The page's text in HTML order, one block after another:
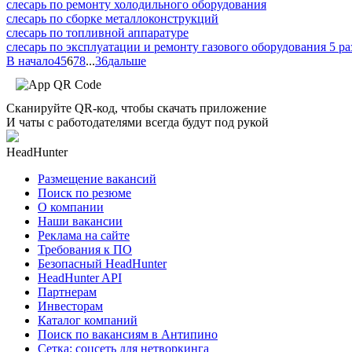
слесарь по ремонту холодильного оборудования
слесарь по сборке металлоконструкций
слесарь по топливной аппаратуре
слесарь по эксплуатации и ремонту газового оборудования 5
В начало45678...36дальше
Сканируйте QR-код, чтобы скачать приложение
И чаты с работодателями всегда будут под рукой
HeadHunter
Размещение вакансий
Поиск по резюме
О компании
Наши вакансии
Реклама на сайте
Требования к ПО
Безопасный HeadHunter
HeadHunter API
Партнерам
Инвесторам
Каталог компаний
Поиск по вакансиям в Антипино
Сетка: соцсеть для нетворкинга